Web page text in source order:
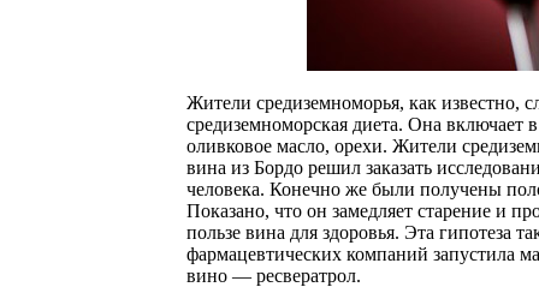
Жители средиземноморья, как известно,
средиземноморская диета. Она включает
оливковое масло, орехи. Жители
вина из Бордо решил заказать
человека. Конечно же были получены
Показано, что он замедляет старение и
пользе вина для здоровья. Эта гипотеза
фармацевтических компаний запустила
вино — ресвератрол.